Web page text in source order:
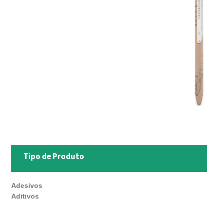
Tipo de Produto
Adesivos
Aditivos